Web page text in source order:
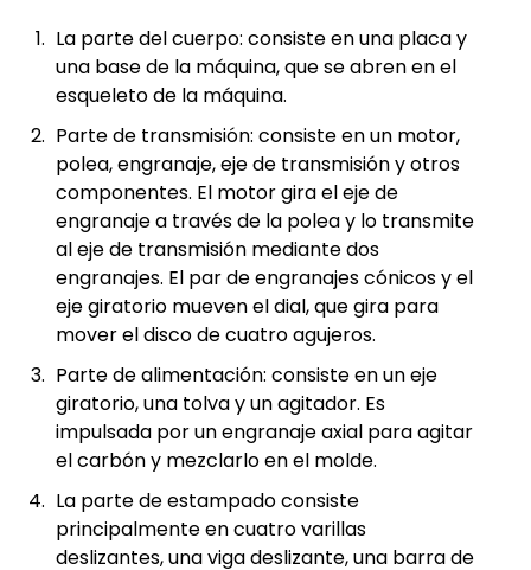
La parte del cuerpo: consiste en una placa y
una base de la máquina, que se abren en el
esqueleto de la máquina.
Parte de transmisión: consiste en un motor,
polea, engranaje, eje de transmisión y otros
componentes. El motor gira el eje de
engranaje a través de la polea y lo transmite
al eje de transmisión mediante dos
engranajes. El par de engranajes cónicos y el
eje giratorio mueven el dial, que gira para
mover el disco de cuatro agujeros.
Parte de alimentación: consiste en un eje
giratorio, una tolva y un agitador. Es
impulsada por un engranaje axial para agitar
el carbón y mezclarlo en el molde.
La parte de estampado consiste
principalmente en cuatro varillas
deslizantes, una viga deslizante, una barra de